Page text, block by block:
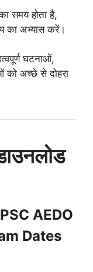
समय होता है,
का अभ्यास करें।
घटनाओं,
को अच्छे से दोहरा
AEDO
Dates